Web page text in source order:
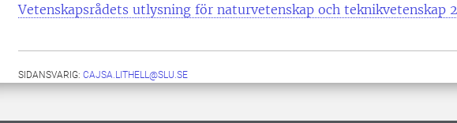
Vetenskapsrådets utlysning för naturvetenskap och teknikvetenskap
SIDANSVARIG: CAJSA.LITHELL@SLU.SE